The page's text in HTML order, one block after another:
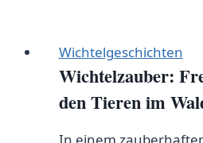
Wichtelgeschichten
Wichtelzauber:
den Tieren im